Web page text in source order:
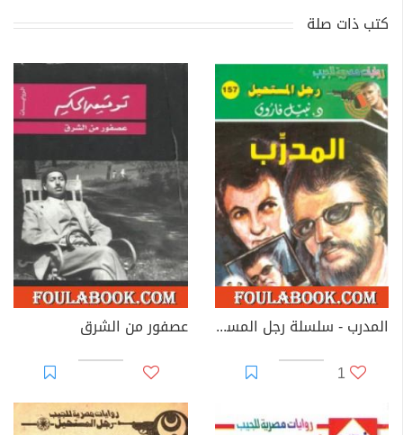
كتب ذات صلة
المدرب - سلسلة رجل المستحيل
1
عصفور من الشرق